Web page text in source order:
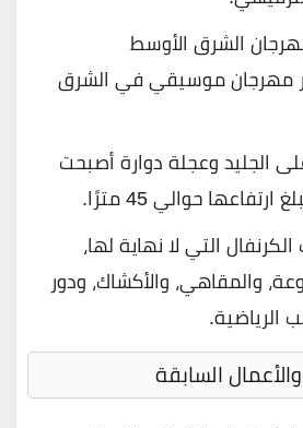
الشرق الأوسط
مهرجان موسيقي في الشرق
الجليد وعجلة دوارة أصبحت
حوالي 45 مترًا.
التي لا نهاية لها،
والمقاهي، والأكشاك، ودور
الرياضية.
السابقة